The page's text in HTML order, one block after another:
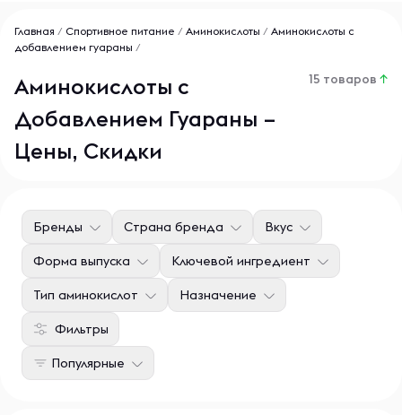
Главная / Спортивное питание / Аминокислоты / Аминокислоты с
добавлением гуараны /
Аминокислоты с
Добавлением Гуараны –
Цены, Скидки
15 товаров ↑
Фильтры
Бренды Страна бренда Вкус
Форма выпуска Ключевой ингредиент
Тип аминокислот Назначение
Популярные